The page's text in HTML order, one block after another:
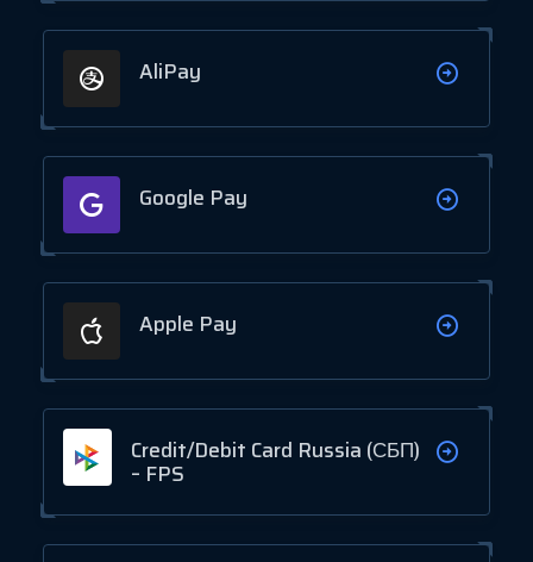
AliPay
Google Pay
Apple Pay
Credit/Debit Card Russia (СБП)
– FPS